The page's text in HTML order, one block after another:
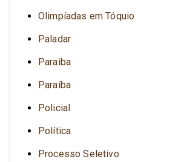
Olimpíadas em Tóquio
Paladar
Paraiba
Paraíba
Policial
Política
Processo Seletivo